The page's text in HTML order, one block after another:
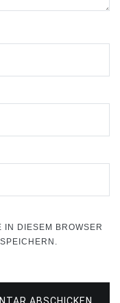
IN DIESEM BROWSER